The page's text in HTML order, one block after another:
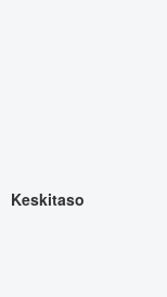
Keskitaso